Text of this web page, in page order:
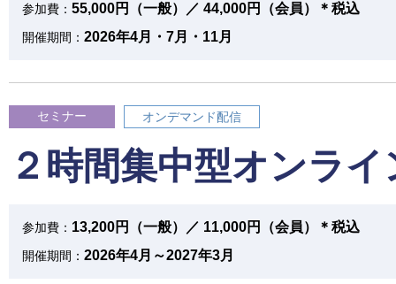
参加費： 55,000円（一般）／ 44,000円（会員）＊税込
開催期間： 2026年4月・7月・11月
セミナー オンデマンド配信
２時間集中型オンラ
参加費： 13,200円（一般）／ 11,000円（会員）＊税込
開催期間： 2026年4月～2027年3月